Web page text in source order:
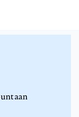
aan